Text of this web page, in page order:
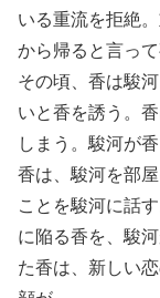
いる重流を拒絶
から帰ると言っ
その頃、香は駿
いと香を誘う。
しまう。駿河が
香は、駿河を部
ことを駿河に話
に陥る香を、駿
た香は、新しい